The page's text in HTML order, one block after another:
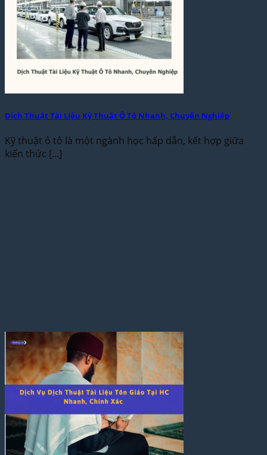
Dịch Thuật Tài Liệu Kỹ Thuật Ô Tô Nhanh, Chuyên Nghiệp
Kỹ thuật ô tô là một ngành học hấp dẫn, kết hợp giữa
kiến thức [...]